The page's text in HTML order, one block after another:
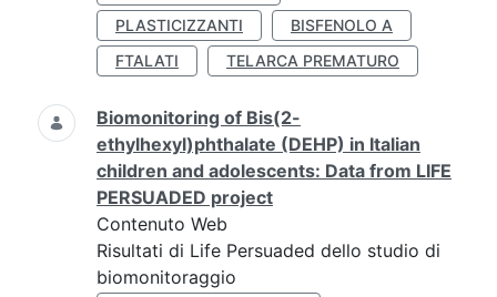
PLASTICIZZANTI
BISFENOLO A
FTALATI
TELARCA PREMATURO
Biomonitoring of Bis(2-
ethylhexyl)phthalate (DEHP) in Italian
children and adolescents: Data from LIFE
PERSUADED project
Contenuto Web
Risultati di Life Persuaded dello studio di
biomonitoraggio